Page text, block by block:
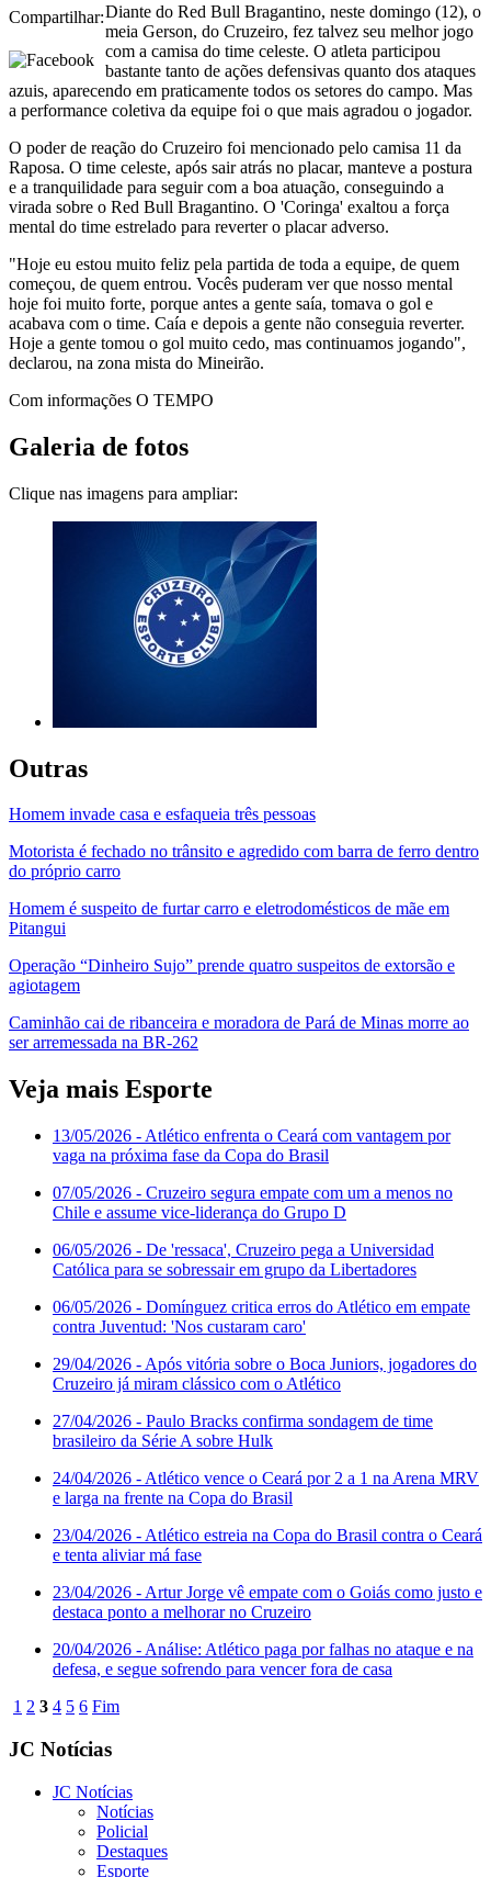
Compartilhar:Diante do Red Bull Bragantino, neste domingo (12), o
meia Gerson, do Cruzeiro, fez talvez seu melhor jogo
com a camisa do time celeste. O atleta participou
bastante tanto de ações defensivas quanto dos ataques
azuis, aparecendo em praticamente todos os setores do campo. Mas
a performance coletiva da equipe foi o que mais agradou o jogador.
O poder de reação do Cruzeiro foi mencionado pelo camisa 11 da
Raposa. O time celeste, após sair atrás no placar, manteve a postura
e a tranquilidade para seguir com a boa atuação, conseguindo a
virada sobre o Red Bull Bragantino. O 'Coringa' exaltou a força
mental do time estrelado para reverter o placar adverso.
"Hoje eu estou muito feliz pela partida de toda a equipe, de quem
começou, de quem entrou. Vocês puderam ver que nosso mental
hoje foi muito forte, porque antes a gente saía, tomava o gol e
acabava com o time. Caía e depois a gente não conseguia reverter.
Hoje a gente tomou o gol muito cedo, mas continuamos jogando",
declarou, na zona mista do Mineirão.
Com informações O TEMPO
Galeria de fotos
Clique nas imagens para ampliar:
Outras
Homem invade casa e esfaqueia três pessoas
Motorista é fechado no trânsito e agredido com barra de ferro dentro
do próprio carro
Homem é suspeito de furtar carro e eletrodomésticos de mãe em
Pitangui
Operação “Dinheiro Sujo” prende quatro suspeitos de extorsão e
agiotagem
Caminhão cai de ribanceira e moradora de Pará de Minas morre ao
ser arremessada na BR-262
Veja mais Esporte
13/05/2026 - Atlético enfrenta o Ceará com vantagem por
vaga na próxima fase da Copa do Brasil
07/05/2026 - Cruzeiro segura empate com um a menos no
Chile e assume vice-liderança do Grupo D
06/05/2026 - De 'ressaca', Cruzeiro pega a Universidad
Católica para se sobressair em grupo da Libertadores
06/05/2026 - Domínguez critica erros do Atlético em empate
contra Juventud: 'Nos custaram caro'
29/04/2026 - Após vitória sobre o Boca Juniors, jogadores do
Cruzeiro já miram clássico com o Atlético
27/04/2026 - Paulo Bracks confirma sondagem de time
brasileiro da Série A sobre Hulk
24/04/2026 - Atlético vence o Ceará por 2 a 1 na Arena MRV
e larga na frente na Copa do Brasil
23/04/2026 - Atlético estreia na Copa do Brasil contra o Ceará
e tenta aliviar má fase
23/04/2026 - Artur Jorge vê empate com o Goiás como justo e
destaca ponto a melhorar no Cruzeiro
20/04/2026 - Análise: Atlético paga por falhas no ataque e na
defesa, e segue sofrendo para vencer fora de casa
1 2 3 4 5 6 Fim
JC Notícias
JC Notícias
Notícias
Policial
Destaques
Esporte